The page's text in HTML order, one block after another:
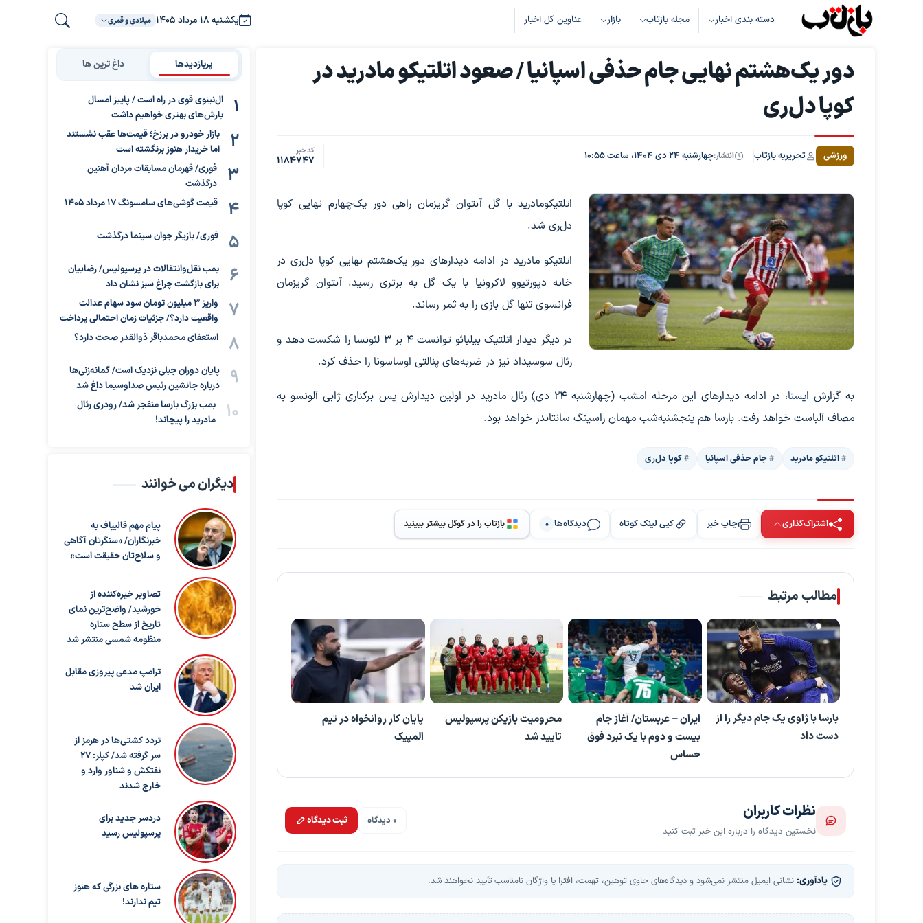
دسته بندی اخبار مجله بازتاب بازار عناوین کل اخبار یکشنبه ۱۸ مرداد ۱۴۰۵ میلادی و قمری
دور یک‌هشتم نهایی جام حذفی اسپانیا / صعود اتلتیکو مادرید در
کوپا دل‌ری
ورزشی تحریریه بازتاب انتشار:چهارشنبه ۲۴ دی ۱۴۰۴، ساعت ۱۰:۵۵ کد خبر
1184747
اتلتیکومادرید با گل آنتوان گریزمان راهی دور یک‌چهارم نهایی کوپا
دل‌ری شد.
اتلتیکو مادرید در ادامه دیدارهای دور یک‌هشتم نهایی کوپا دل‌ری در
خانه دپورتیوو لاکرونیا با یک گل به برتری رسید. آنتوان گریزمان
فرانسوی تنها گل بازی را به ثمر رساند.
در دیگر دیدار اتلتیک بیلبائو توانست ۴ بر ۳ لئونسا را شکست دهد و
رئال سوسیداد نیز در ضربه‌های پنالتی اوساسونا را حذف کرد.
به گزارشایسنا
، در ادامه دیدارهای این مرحله امشب (چهارشنبه ۲۴ دی) رئال‌ مادرید در اولین دیدارش پس برکناری ژابی آلونسو به
مصاف آلباست خواهد رفت. بارسا هم پنجشنبه‌شب مهمان راسینگ سانتاندر خواهد بود.
اتلتیکو مادرید جام حذفی اسپانیا کوپا دل‌ری
اشتراک‌گذاری چاپ خبر کپی لینک کوتاه دیدگاه‌ها 0 بازتاب را در گوگل بیشتر ببینید
مطالب مرتبط
بارسا با ژاوی یک جام دیگر را از
دست داد
ایران – عربستان/ آغاز جام
بیست و دوم با یک نبرد فوق
حساس
محرومیت بازیکن پرسپولیس
تایید شد
پایان کار روانخواه در تیم
المپیک
نظرات کاربران
نخستین دیدگاه را درباره این خبر ثبت کنید
0 دیدگاه ثبت دیدگاه
یادآوری: نشانی ایمیل منتشر نمی‌شود و دیدگاه‌های حاوی توهین، تهمت، افترا یا واژگان نامناسب تأیید نخواهند شد.
پربازدیدها داغ ترین ها
ال‌نینوی قوی در راه است / پاییز امسال
بارش‌های بهتری خواهیم داشت
بازار خودرو در برزخ؛ قیمت‌ها عقب نشستند
اما خریدار هنوز برنگشته است
فوری/ قهرمان مسابقات مردان آهنین
درگذشت
قیمت گوشی‌های سامسونگ 17 مرداد 1405
فوری/ بازیگر جوان سینما درگذشت
بمب نقل‌وانتقالات در پرسپولیس/ رضاییان
برای بازگشت چراغ سبز نشان داد
واریز ۳ میلیون تومان سود سهام عدالت
واقعیت دارد؟/ جزئیات زمان احتمالی پرداخت
استعفای محمدباقر ذوالقدر صحت دارد؟
پایان دوران جبلی نزدیک است/ گمانه‌زنی‌ها
درباره جانشین رئیس صداوسیما داغ شد
بمب بزرگ بارسا منفجر شد/ رودری رئال
مادرید را پیچاند!
دیگران می خوانند
پیام مهم قالیباف به
خبرنگاران/ «سنگرتان آگاهی
و سلاح‌تان حقیقت است»
تصاویر خیره‌کننده از
خورشید/ واضح‌ترین نمای
تاریخ از سطح ستاره
منظومه شمسی منتشر شد
ترامپ مدعی پیروزی مقابل
ایران شد
تردد کشتی‌ها در هرمز از
سر گرفته شد/ کپلر: ۲۷
نفتکش و شناور وارد و
خارج شدند
دردسر جدید برای
پرسپولیس رسید
ستاره های بزرگی که هنوز
تیم ندارند!